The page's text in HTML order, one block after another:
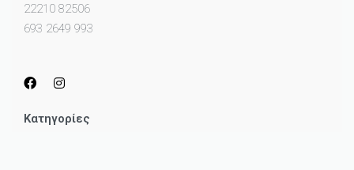
22210 82506
693 2649 993
Κατηγορίες